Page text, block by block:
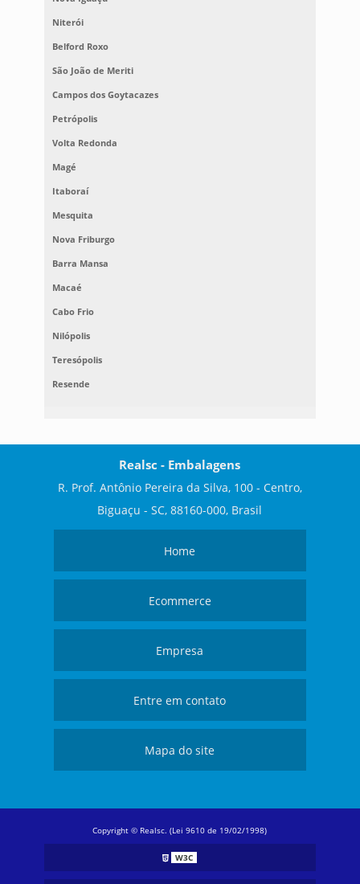
Niterói
Belford Roxo
São João de Meriti
Campos dos Goytacazes
Petrópolis
Volta Redonda
Magé
Itaboraí
Mesquita
Nova Friburgo
Barra Mansa
Macaé
Cabo Frio
Nilópolis
Teresópolis
Resende
Realsc - Embalagens
R. Prof. Antônio Pereira da Silva, 100 - Centro,
Biguaçu - SC, 88160-000, Brasil
Home
Ecommerce
Empresa
Entre em contato
Mapa do site
Copyright © Realsc. (Lei 9610 de 19/02/1998)
W3C